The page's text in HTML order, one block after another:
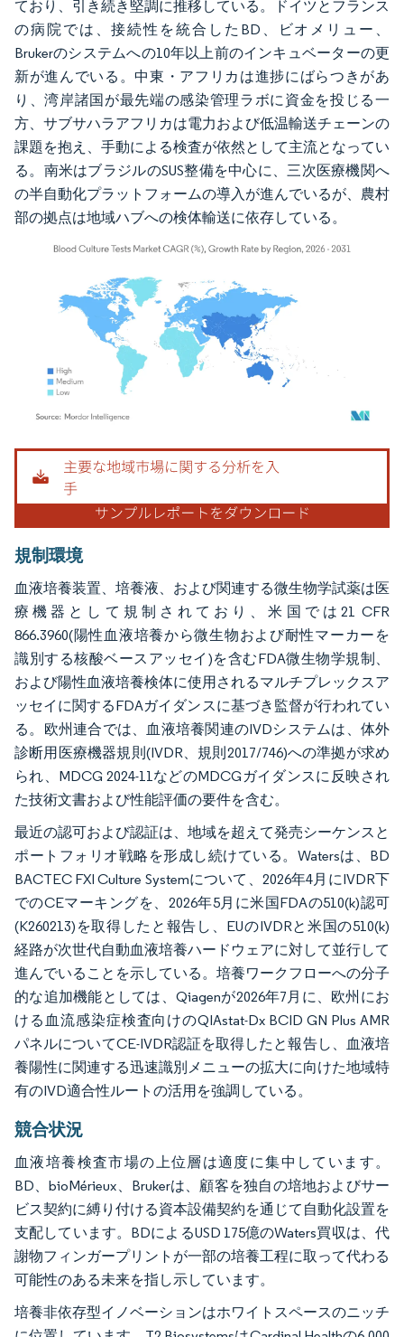
ており、引き続き堅調に推移している。ドイツとフランス
の病院では、接続性を統合したBD、ビオメリュー、
Brukerのシステムへの10年以上前のインキュベーターの更
新が進んでいる。中東・アフリカは進捗にばらつきがあ
り、湾岸諸国が最先端の感染管理ラボに資金を投じる一
方、サブサハラアフリカは電力および低温輸送チェーンの
課題を抱え、手動による検査が依然として主流となってい
る。南米はブラジルのSUS整備を中心に、三次医療機関へ
の半自動化プラットフォームの導入が進んでいるが、農村
部の拠点は地域ハブへの検体輸送に依存している。
画像 © Mordor Intelligence。再利用にはCC BY 4.0の表示が必要です。
規制環境
血液培養装置、培養液、および関連する微生物学試薬は医
療機器として規制されており、米国では21 CFR
866.3960(陽性血液培養から微生物および耐性マーカーを
識別する核酸ベースアッセイ)を含むFDA微生物学規制、
および陽性血液培養検体に使用されるマルチプレックスア
ッセイに関するFDAガイダンスに基づき監督が行われてい
る。欧州連合では、血液培養関連のIVDシステムは、体外
診断用医療機器規則(IVDR、規則2017/746)への準拠が求め
られ、MDCG 2024-11などのMDCGガイダンスに反映され
た技術文書および性能評価の要件を含む。
最近の認可および認証は、地域を超えて発売シーケンスと
ポートフォリオ戦略を形成し続けている。Watersは、BD
BACTEC FXI Culture Systemについて、2026年4月にIVDR下
でのCEマーキングを、2026年5月に米国FDAの510(k)認可
(K260213)を取得したと報告し、EUのIVDRと米国の510(k)
経路が次世代自動血液培養ハードウェアに対して並行して
進んでいることを示している。培養ワークフローへの分子
的な追加機能としては、Qiagenが2026年7月に、欧州にお
ける血流感染症検査向けのQIAstat-Dx BCID GN Plus AMR
パネルについてCE-IVDR認証を取得したと報告し、血液培
養陽性に関連する迅速識別メニューの拡大に向けた地域特
有のIVD適合性ルートの活用を強調している。
競合状況
血液培養検査市場の上位層は適度に集中しています。
BD、bioMérieux、Brukerは、顧客を独自の培地およびサー
ビス契約に縛り付ける資本設備契約を通じて自動化設置を
支配しています。BDによるUSD 175億のWaters買収は、代
謝物フィンガープリントが一部の培養工程に取って代わる
可能性のある未来を指し示しています。
培養非依存型イノベーションはホワイトスペースのニッチ